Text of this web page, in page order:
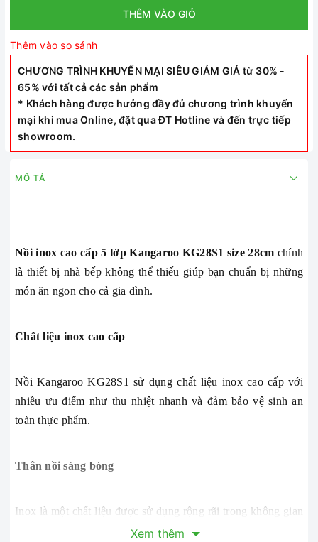
THÊM VÀO GIỎ
Thêm vào so sánh
CHƯƠNG TRÌNH KHUYẾN MẠI SIÊU GIẢM GIÁ từ 30% -
65% với tất cả các sản phẩm
* Khách hàng được hưởng đầy đủ chương trình khuyến
mại khi mua Online, đặt qua ĐT Hotline và đến trực tiếp
showroom.
MÔ TẢ
Nồi inox cao cấp 5 lớp Kangaroo KG28S1 size 28cm chính
là thiết bị nhà bếp không thể thiếu giúp bạn chuẩn bị những
món ăn ngon cho cả gia đình.
Chất liệu inox cao cấp
Nồi Kangaroo KG28S1 sử dụng chất liệu inox cao cấp với
nhiều ưu điểm như thu nhiệt nhanh và đảm bảo vệ sinh an
toàn thực phẩm.
Thân nồi sáng bóng
Inox là một chất liệu được sử dụng rộng rãi trong không gian
bếp của người châu Âu. Các sản phẩm inox góp phần làm
Xem thêm